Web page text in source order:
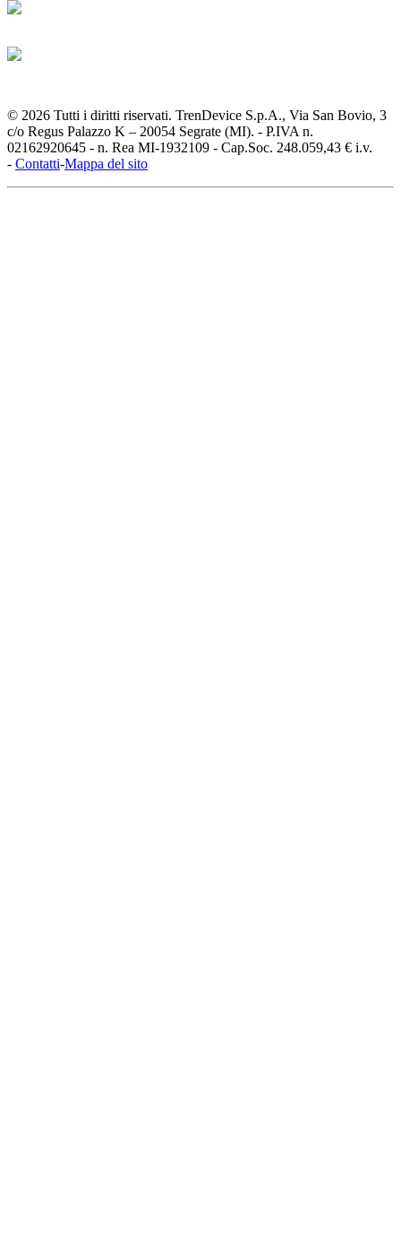
© 2026 Tutti i diritti riservati. TrenDevice S.p.A., Via San Bovio, 3
c/o Regus Palazzo K – 20054 Segrate (MI). - P.IVA n.
02162920645 - n. Rea MI-1932109 - Cap.Soc. 248.059,43 € i.v.
- Contatti-Mappa del sito